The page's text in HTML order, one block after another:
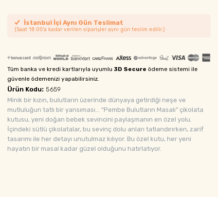
İstanbul İçi Aynı Gün Teslimat
(Saat 18:00'a kadar verilen siparişler aynı gün teslim edilir.)
Tüm banka ve kredi kartlarıyla uyumlu 3D Secure ödeme sistemi ile
güvenle ödemenizi yapabilirsiniz.
Ürün Kodu: 5659
Minik bir kızın, bulutların üzerinde dünyaya getirdiği neşe ve
mutluluğun tatlı bir yansıması… “Pembe Bulutların Masalı” çikolata
kutusu, yeni doğan bebek sevincini paylaşmanın en özel yolu.
İçindeki sütlü çikolatalar, bu sevinç dolu anları tatlandırırken, zarif
tasarımı ile her detayı unutulmaz kılıyor. Bu özel kutu, her yeni
hayatın bir masal kadar güzel olduğunu hatırlatıyor.